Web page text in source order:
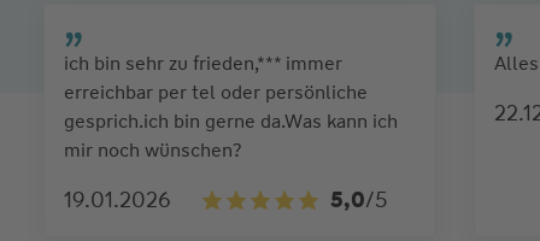
ich bin sehr zu frieden,*** immer
erreichbar per tel oder persönliche
gesprich.ich bin gerne da.Was kann ich
mir noch wünschen?
19.01.2026 5,0/5